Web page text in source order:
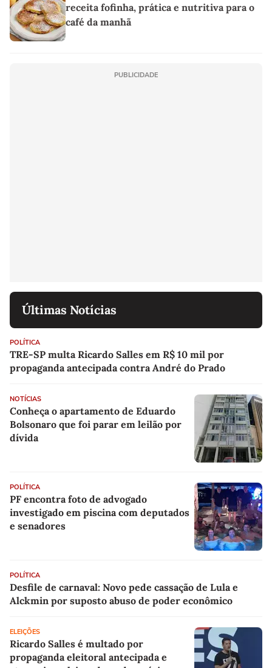
receita fofinha, prática e nutritiva para o
café da manhã
PUBLICIDADE
Últimas Notícias
POLÍTICA
TRE-SP multa Ricardo Salles em R$ 10 mil por
propaganda antecipada contra André do Prado
NOTÍCIAS
Conheça o apartamento de Eduardo
Bolsonaro que foi parar em leilão por
dívida
POLÍTICA
PF encontra foto de advogado
investigado em piscina com deputados
e senadores
POLÍTICA
Desfile de carnaval: Novo pede cassação de Lula e
Alckmin por suposto abuso de poder econômico
ELEIÇÕES
Ricardo Salles é multado por
propaganda eleitoral antecipada e